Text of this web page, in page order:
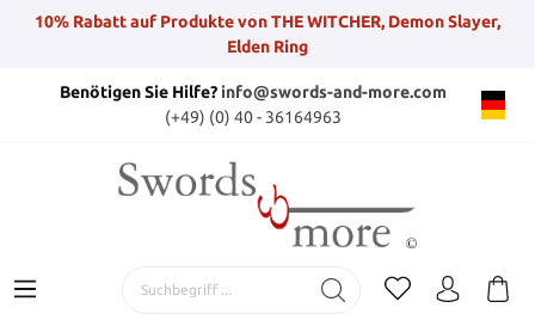
10% Rabatt auf Produkte von THE WITCHER, Demon Slayer,
Elden Ring
Benötigen Sie Hilfe?info@swords-and-more.com
(+49) (0) 40 - 36164963